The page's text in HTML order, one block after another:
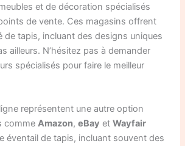
et de décoration spécialisés
de vente. Ces magasins offrent
de tapis, incluant des designs uniques
ailleurs. N’hésitez pas à demander
spécialisés pour faire le meilleur
représentent une autre option
commeAmazon,eBay etWayfair
éventail de tapis, incluant souvent des